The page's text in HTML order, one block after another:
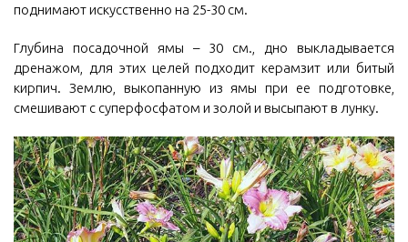
поднимают искусственно на 25-30 см.
Глубина посадочной ямы – 30 см., дно выкладывается
дренажом, для этих целей подходит керамзит или битый
кирпич. Землю, выкопанную из ямы при ее подготовке,
смешивают с суперфосфатом и золой и высыпают в лунку.